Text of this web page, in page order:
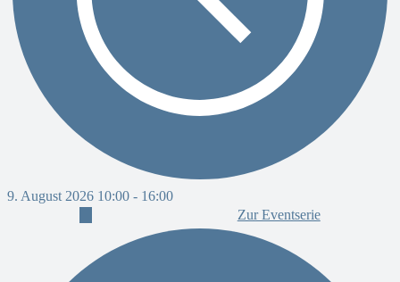
9. August 2026 10:00 - 16:00
Zur Eventserie